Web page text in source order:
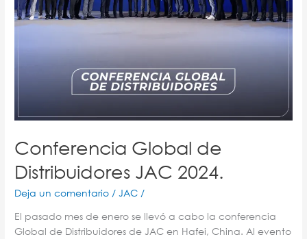
Conferencia Global de
Distribuidores JAC 2024.
Deja un comentario /JAC /
El pasado mes de enero se llevó a cabo la conferencia
Global de Distribuidores de JAC en Hafei, China. Al evento